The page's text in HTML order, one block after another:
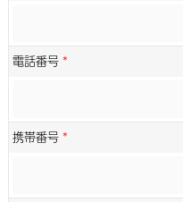
電話番号*
携帯番号*